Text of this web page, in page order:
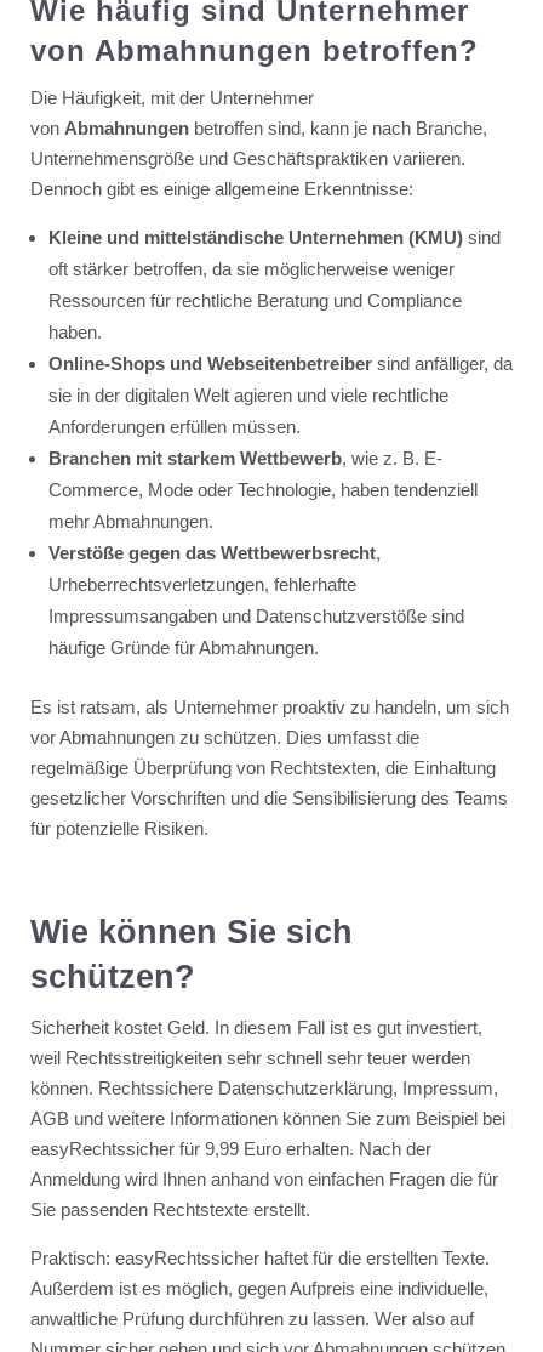
Wie häufig sind Unternehmer
von Abmahnungen betroffen?
Die Häufigkeit, mit der Unternehmer
von Abmahnungenbetroffen sind, kann je nach Branche,
Unternehmensgröße und Geschäftspraktiken variieren.
Dennoch gibt es einige allgemeine Erkenntnisse:
Kleine und mittelständische Unternehmen (KMU)sind
oft stärker betroffen, da sie möglicherweise weniger
Ressourcen für rechtliche Beratung und Compliance
haben.
Online-Shops und Webseitenbetreibersind anfälliger, da
sie in der digitalen Welt agieren und viele rechtliche
Anforderungen erfüllen müssen.
Branchen mit starkem Wettbewerb, wie z. B. E-
Commerce, Mode oder Technologie, haben tendenziell
mehr Abmahnungen.
Verstöße gegen das Wettbewerbsrecht,
Urheberrechtsverletzungen, fehlerhafte
Impressumsangaben und Datenschutzverstöße sind
häufige Gründe für Abmahnungen.
Es ist ratsam, als Unternehmer proaktiv zu handeln, um sich
vor Abmahnungen zu schützen. Dies umfasst die
regelmäßige Überprüfung von Rechtstexten, die Einhaltung
gesetzlicher Vorschriften und die Sensibilisierung des Teams
für potenzielle Risiken.
Wie können Sie sich
schützen?
Sicherheit kostet Geld. In diesem Fall ist es gut investiert,
weil Rechtsstreitigkeiten sehr schnell sehr teuer werden
können. Rechtssichere Datenschutzerklärung, Impressum,
AGB und weitere Informationen können Sie zum Beispiel bei
easyRechtssicher für 9,99 Euro erhalten. Nach der
Anmeldung wird Ihnen anhand von einfachen Fragen die für
Sie passenden Rechtstexte erstellt.
Praktisch: easyRechtssicher haftet für die erstellten Texte.
Außerdem ist es möglich, gegen Aufpreis eine individuelle,
anwaltliche Prüfung durchführen zu lassen. Wer also auf